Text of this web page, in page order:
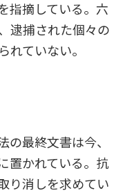
指摘している。六
逮捕された個々の
れていない。
の最終文書は今、
置かれている。抗
り消しを求めてい